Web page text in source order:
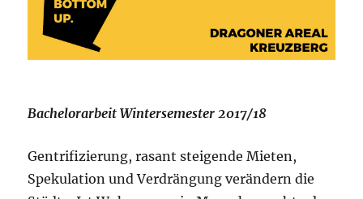
Bachelorarbeit Wintersemester 2017/18
Gentrifizierung, rasant steigende Mieten,
Spekulation und Verdrängung verändern die